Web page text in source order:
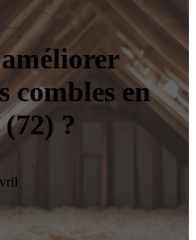
combles en
?